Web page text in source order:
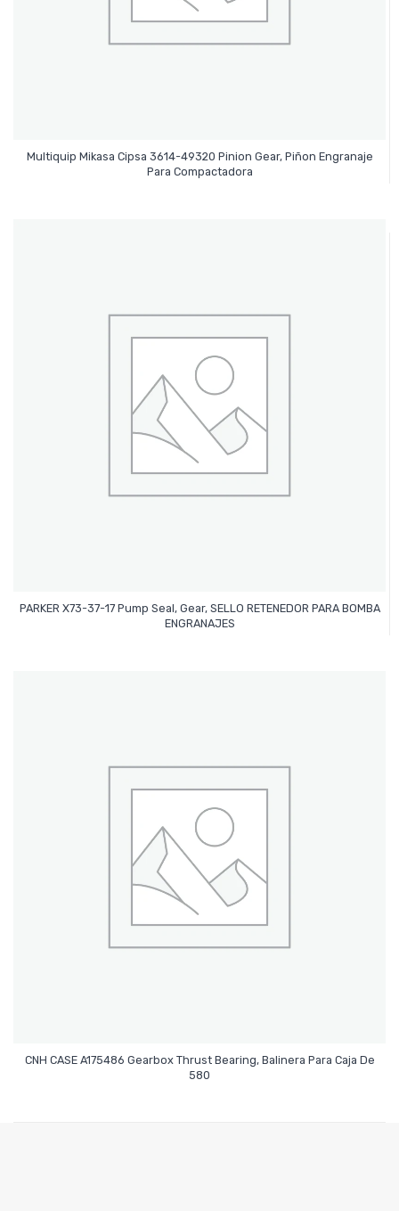
Multiquip Mikasa Cipsa 3614-49320 Pinion Gear, Piñon Engranaje
Para Compactadora
Leer Más
PARKER X73-37-17 Pump Seal, Gear, SELLO RETENEDOR PARA BOMBA
ENGRANAJES
Leer Más
CNH CASE A175486 Gearbox Thrust Bearing, Balinera Para Caja De
580
Leer Más